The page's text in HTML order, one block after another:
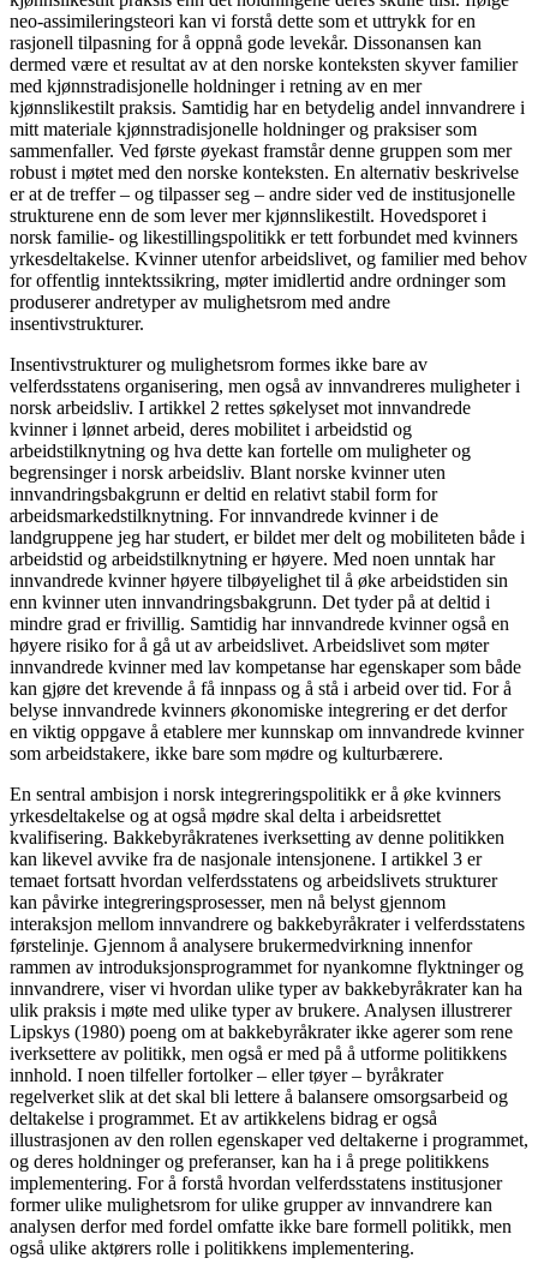
neo-assimileringsteori kan vi forstå dette som et uttrykk for en
rasjonell tilpasning for å oppnå gode levekår. Dissonansen kan
dermed være et resultat av at den norske konteksten skyver familier
med kjønnstradisjonelle holdninger i retning av en mer
kjønnslikestilt praksis. Samtidig har en betydelig andel innvandrere i
mitt materiale kjønnstradisjonelle holdninger og praksiser som
sammenfaller. Ved første øyekast framstår denne gruppen som mer
robust i møtet med den norske konteksten. En alternativ beskrivelse
er at de treffer – og tilpasser seg – andre sider ved de institusjonelle
strukturene enn de som lever mer kjønnslikestilt. Hovedsporet i
norsk familie- og likestillingspolitikk er tett forbundet med kvinners
yrkesdeltakelse. Kvinner utenfor arbeidslivet, og familier med behov
for offentlig inntektssikring, møter imidlertid andre ordninger som
produserer andretyper av mulighetsrom med andre
insentivstrukturer.
Insentivstrukturer og mulighetsrom formes ikke bare av
velferdsstatens organisering, men også av innvandreres muligheter i
norsk arbeidsliv. I artikkel 2 rettes søkelyset mot innvandrede
kvinner i lønnet arbeid, deres mobilitet i arbeidstid og
arbeidstilknytning og hva dette kan fortelle om muligheter og
begrensinger i norsk arbeidsliv. Blant norske kvinner uten
innvandringsbakgrunn er deltid en relativt stabil form for
arbeidsmarkedstilknytning. For innvandrede kvinner i de
landgruppene jeg har studert, er bildet mer delt og mobiliteten både i
arbeidstid og arbeidstilknytning er høyere. Med noen unntak har
innvandrede kvinner høyere tilbøyelighet til å øke arbeidstiden sin
enn kvinner uten innvandringsbakgrunn. Det tyder på at deltid i
mindre grad er frivillig. Samtidig har innvandrede kvinner også en
høyere risiko for å gå ut av arbeidslivet. Arbeidslivet som møter
innvandrede kvinner med lav kompetanse har egenskaper som både
kan gjøre det krevende å få innpass og å stå i arbeid over tid. For å
belyse innvandrede kvinners økonomiske integrering er det derfor
en viktig oppgave å etablere mer kunnskap om innvandrede kvinner
som arbeidstakere, ikke bare som mødre og kulturbærere.
En sentral ambisjon i norsk integreringspolitikk er å øke kvinners
yrkesdeltakelse og at også mødre skal delta i arbeidsrettet
kvalifisering. Bakkebyråkratenes iverksetting av denne politikken
kan likevel avvike fra de nasjonale intensjonene. I artikkel 3 er
temaet fortsatt hvordan velferdsstatens og arbeidslivets strukturer
kan påvirke integreringsprosesser, men nå belyst gjennom
interaksjon mellom innvandrere og bakkebyråkrater i velferdsstatens
førstelinje. Gjennom å analysere brukermedvirkning innenfor
rammen av introduksjonsprogrammet for nyankomne flyktninger og
innvandrere, viser vi hvordan ulike typer av bakkebyråkrater kan ha
ulik praksis i møte med ulike typer av brukere. Analysen illustrerer
Lipskys (1980) poeng om at bakkebyråkrater ikke agerer som rene
iverksettere av politikk, men også er med på å utforme politikkens
innhold. I noen tilfeller fortolker – eller tøyer – byråkrater
regelverket slik at det skal bli lettere å balansere omsorgsarbeid og
deltakelse i programmet. Et av artikkelens bidrag er også
illustrasjonen av den rollen egenskaper ved deltakerne i programmet,
og deres holdninger og preferanser, kan ha i å prege politikkens
implementering. For å forstå hvordan velferdsstatens institusjoner
former ulike mulighetsrom for ulike grupper av innvandrere kan
analysen derfor med fordel omfatte ikke bare formell politikk, men
også ulike aktørers rolle i politikkens implementering.